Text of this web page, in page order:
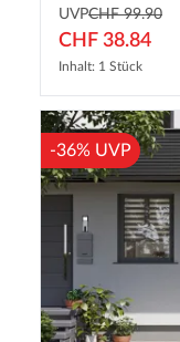
UVPCHF 99.90
CHF 38.84
Inhalt: 1 Stück
-36% UVP